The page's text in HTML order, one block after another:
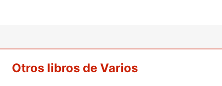
Otros libros de Varios